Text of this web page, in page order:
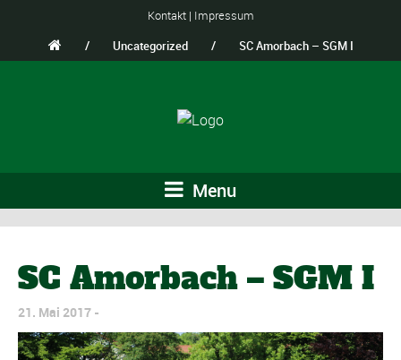
Kontakt| Impressum
/
Uncategorized / SC Amorbach – SGM I
Menu
SC Amorbach – SGM I
21. Mai 2017